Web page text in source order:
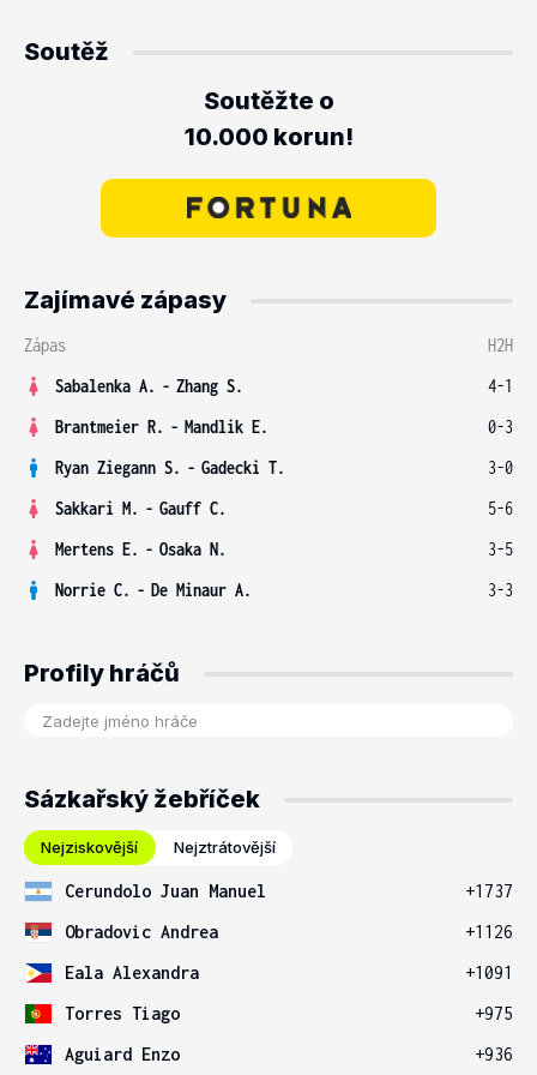
Soutěž
Soutěžte o
10.000 korun!
Zajímavé zápasy
Zápas
H2H
Sabalenka A. - Zhang S.
4-1
Brantmeier R. - Mandlik E.
0-3
Ryan Ziegann S. - Gadecki T.
3-0
Sakkari M. - Gauff C.
5-6
Mertens E. - Osaka N.
3-5
Norrie C. - De Minaur A. 3-3
Profily hráčů
Sázkařský žebříček
Nejziskovější Nejztrátovější
Cerundolo Juan Manuel
+1737
Obradovic Andrea
+1126
Eala Alexandra
+1091
Torres Tiago
+975
Aguiard Enzo
+936